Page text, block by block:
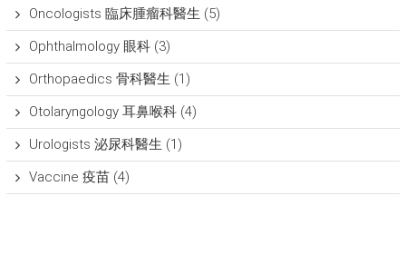
Oncologists 臨床腫瘤科醫生 (5)
Ophthalmology 眼科(3)
Orthopaedics 骨科醫生 (1)
Otolaryngology 耳鼻喉科(4)
Urologists 泌尿科醫生 (1)
Vaccine 疫苗(4)